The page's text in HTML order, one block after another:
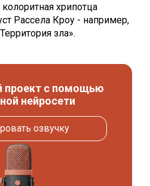
хрипотца
Рассела Кроу - например,
зла».
проект с помощью
нейросети
озвучку